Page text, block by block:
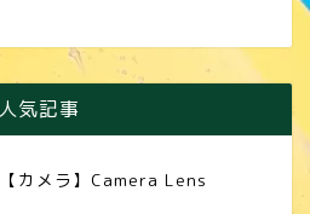
人気記事
【カメラ】Camera Lens